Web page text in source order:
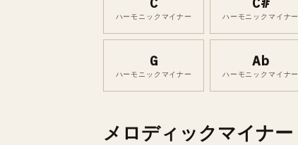
ハーモニックマイナー ハーモニックマイナー
G
ハーモニックマイナー
Ab
ハーモニックマイナー
メロディックマイナー